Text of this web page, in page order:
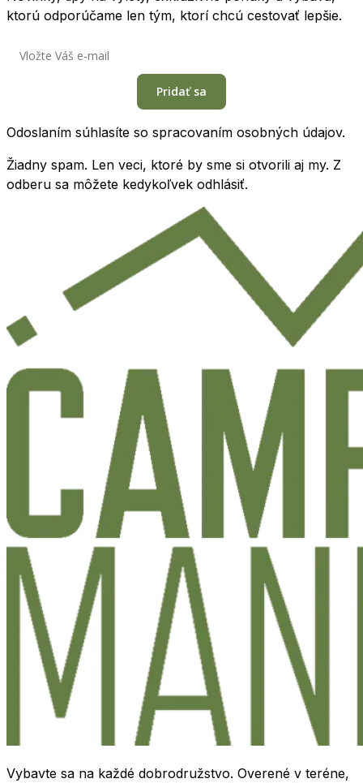
ktorú odporúčame len tým, ktorí chcú cestovať lepšie.
Pridať sa
Odoslaním súhlasíte so spracovaním osobných údajov.
Žiadny spam. Len veci, ktoré by sme si otvorili aj my. Z
odberu sa môžete kedykoľvek odhlásiť.
Vybavte sa na každé dobrodružstvo. Overené v teréne,